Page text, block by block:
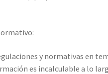
y normativas en
es incalculable a lo